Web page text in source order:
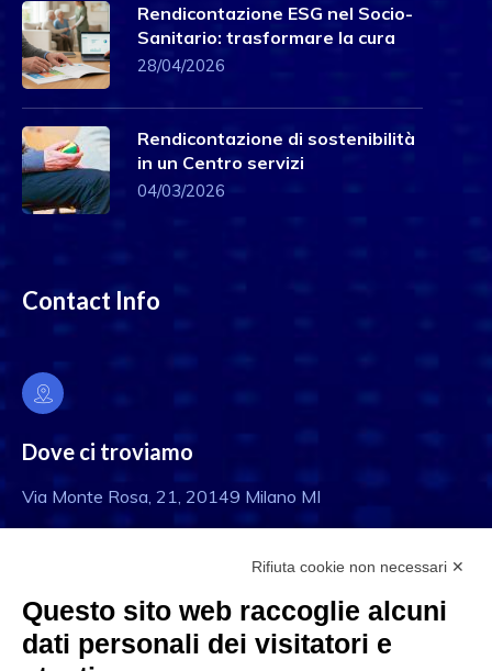
Rendicontazione ESG nel Socio-
Sanitario: trasformare la cura
28/04/2026
Rendicontazione di sostenibilità
in un Centro servizi
04/03/2026
Contact Info
Dove ci troviamo
Via Monte Rosa, 21, 20149 Milano MI
Email
Rifiuta cookie non necessari ✕
Questo sito web raccoglie alcuni
dati personali dei visitatori e